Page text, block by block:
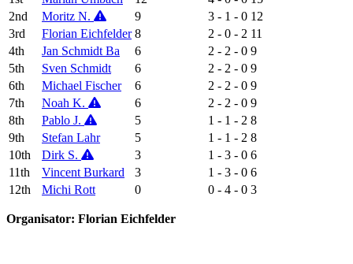
2nd
Moritz N. 9 3 - 1 - 0 12
3rd
Florian Eichfelder 8 2 - 0 - 2 11
4th
Jan Schmidt Ba 6 2 - 2 - 0 9
5th
Sven Schmidt 6 2 - 2 - 0 9
6th
Michael Fischer 6 2 - 2 - 0 9
7th
Noah K. 6 2 - 2 - 0 9
8th
Pablo J. 5 1 - 1 - 2 8
9th
Stefan Lahr 5 1 - 1 - 2 8
10th
Dirk S. 3 1 - 3 - 0 6
11th
Vincent Burkard 3 1 - 3 - 0 6
12th
Michi Rott 0 0 - 4 - 0 3
Organisator: Florian Eichfelder